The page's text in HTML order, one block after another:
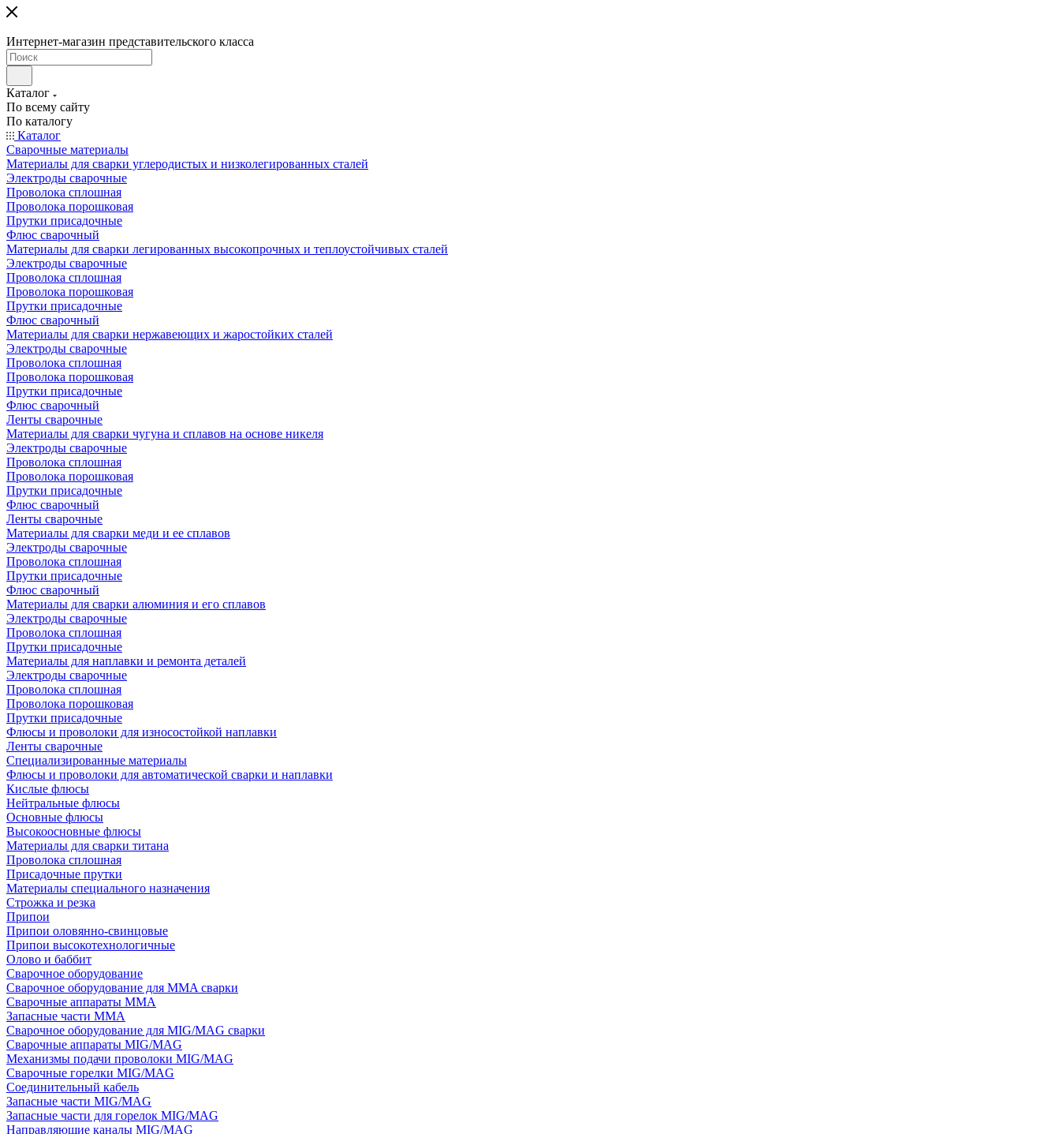
Интернет-магазин представительского класса
Каталог
По всему сайту
По каталогу
Каталог
Сварочные материалы
Материалы для сварки углеродистых и низколегированных сталей
Электроды сварочные
Проволока сплошная
Проволока порошковая
Прутки присадочные
Флюс сварочный
Материалы для сварки легированных высокопрочных и теплоустойчивых сталей
Электроды сварочные
Проволока сплошная
Проволока порошковая
Прутки присадочные
Флюс сварочный
Материалы для сварки нержавеющих и жаростойких сталей
Электроды сварочные
Проволока сплошная
Проволока порошковая
Прутки присадочные
Флюс сварочный
Ленты сварочные
Материалы для сварки чугуна и сплавов на основе никеля
Электроды сварочные
Проволока сплошная
Проволока порошковая
Прутки присадочные
Флюс сварочный
Ленты сварочные
Материалы для сварки меди и ее сплавов
Электроды сварочные
Проволока сплошная
Прутки присадочные
Флюс сварочный
Материалы для сварки алюминия и его сплавов
Электроды сварочные
Проволока сплошная
Прутки присадочные
Материалы для наплавки и ремонта деталей
Электроды сварочные
Проволока сплошная
Проволока порошковая
Прутки присадочные
Флюсы и проволоки для износостойкой наплавки
Ленты сварочные
Специализированные материалы
Флюсы и проволоки для автоматической сварки и наплавки
Кислые флюсы
Нейтральные флюсы
Основные флюсы
Высокоосновные флюсы
Материалы для сварки титана
Проволока сплошная
Присадочные прутки
Материалы специального назначения
Строжка и резка
Припои
Припои оловянно-свинцовые
Припои высокотехнологичные
Олово и баббит
Сварочное оборудование
Сварочное оборудование для MMA сварки
Сварочные аппараты MMA
Запасные части MMA
Сварочное оборудование для MIG/MAG сварки
Сварочные аппараты MIG/MAG
Механизмы подачи проволоки MIG/MAG
Сварочные горелки MIG/MAG
Соединительный кабель
Запасные части MIG/MAG
Запасные части для горелок MIG/MAG
Направляющие каналы MIG/MAG